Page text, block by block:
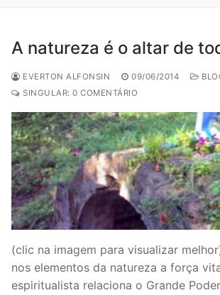
A natureza é o altar de
EVERTON ALFONSIN 09/06/2014
SINGULAR: 0 COMENTÁRIO
(clic na imagem para visualizar
nos elementos da natureza a força
espiritualista relaciona o Grande